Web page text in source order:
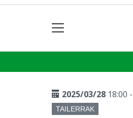
2025/03/28 18:00
TAILERRAK